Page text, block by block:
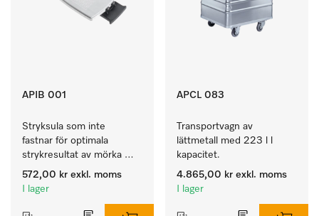
APIB 001
Stryksula som inte
fastnar för optimala
strykresultat av mörka
och känsliga textilier
572,00 kr exkl. moms
I lager
APCL 083
Transportvagn av
lättmetall med 223 l l
kapacitet.
4.865,00 kr exkl. moms
I lager